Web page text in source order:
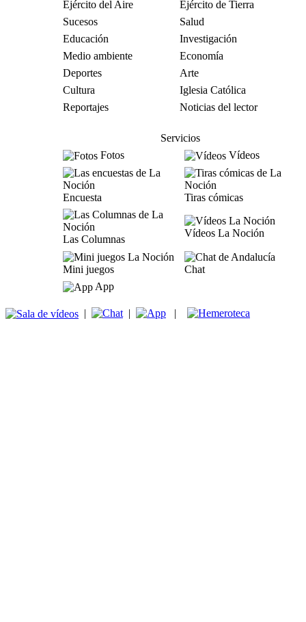
Ejército del Aire
Ejército de Tierra
Sucesos
Salud
Educación
Investigación
Medio ambiente
Economía
Deportes
Arte
Cultura
Iglesia Católica
Reportajes
Noticias del lector
Servicios
Fotos
Vídeos
Encuesta Tiras cómicas
Las Columnas
Vídeos La Noción
Mini juegos
Chat
App
| | |